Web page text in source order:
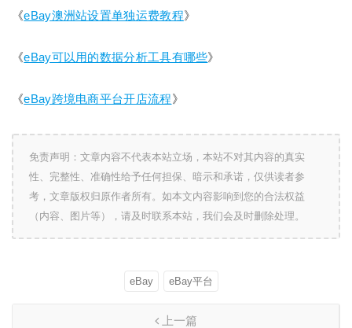
《eBay澳洲站设置单独运费教程》
《eBay可以用的数据分析工具有哪些》
《eBay跨境电商平台开店流程》
免责声明：文章内容不代表本站立场，本站不对其内容的真实
性、完整性、准确性给予任何担保、暗示和承诺，仅供读者参
考，文章版权归原作者所有。如本文内容影响到您的合法权益
（内容、图片等），请及时联系本站，我们会及时删除处理。
eBay eBay平台
上一篇